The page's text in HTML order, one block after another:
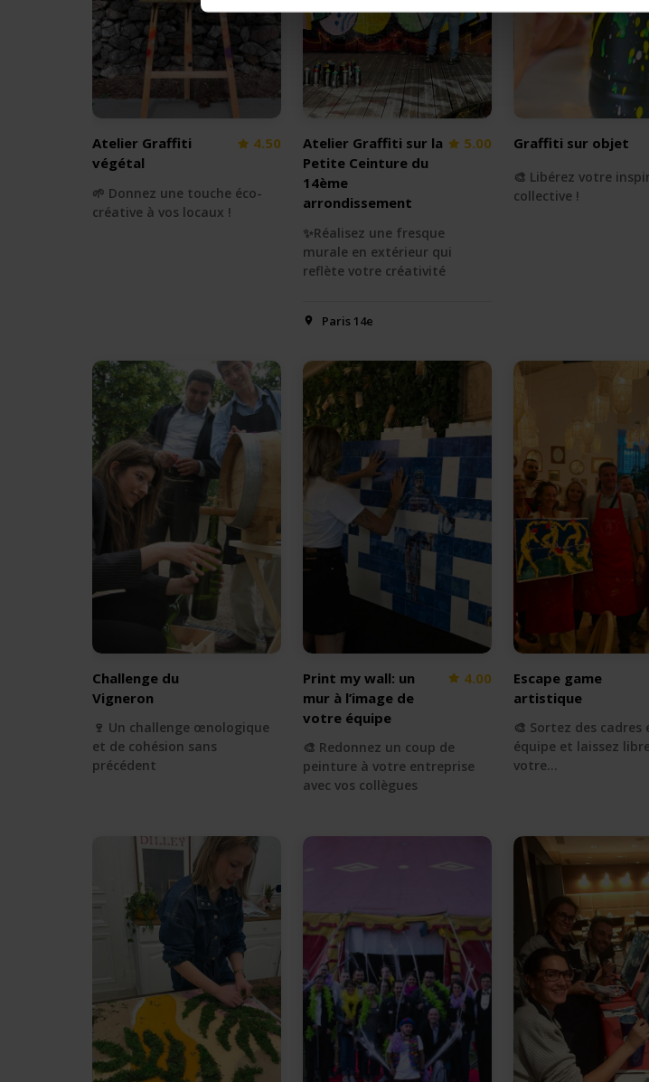
Atelier Graffiti
végétal
4.50
🌱 Donnez une touche éco-
créative à vos locaux !
Atelier Graffiti sur la
Petite Ceinture du
14ème
arrondissement
5.00
✨Réalisez une fresque
murale en extérieur qui
reflète votre créativité
Paris 14e
Graffiti sur objet
🎨 Libérez votre
collective !
Challenge du
Vigneron
🍷 Un challenge œnologique
et de cohésion sans
précédent
Print my wall: un
mur à l’image de
votre équipe
4.00
🎨 Redonnez un coup de
peinture à votre entreprise
avec vos collègues
Escape game
artistique
🎨 Sortez des cadres
équipe et laissez
votre…